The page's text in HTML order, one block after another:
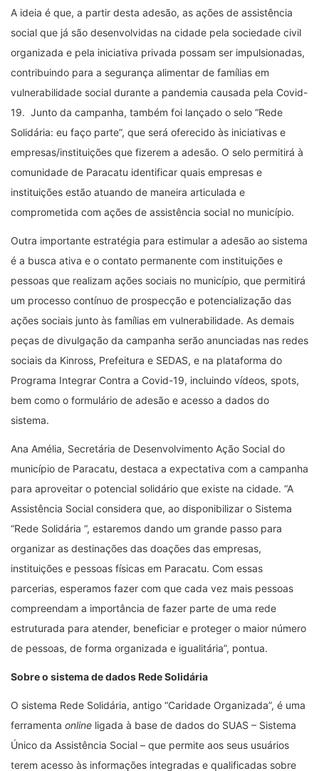
A ideia é que, a partir desta adesão, as ações de assistência
social que já são desenvolvidas na cidade pela sociedade civil
organizada e pela iniciativa privada possam ser impulsionadas,
contribuindo para a segurança alimentar de famílias em
vulnerabilidade social durante a pandemia causada pela Covid-
19. Junto da campanha, também foi lançado o selo “Rede
Solidária: eu faço parte”, que será oferecido às iniciativas e
empresas/instituições que fizerem a adesão. O selo permitirá à
comunidade de Paracatu identificar quais empresas e
instituições estão atuando de maneira articulada e
comprometida com ações de assistência social no município.
Outra importante estratégia para estimular a adesão ao sistema
é a busca ativa e o contato permanente com instituições e
pessoas que realizam ações sociais no município, que permitirá
um processo contínuo de prospecção e potencialização das
ações sociais junto às famílias em vulnerabilidade. As demais
peças de divulgação da campanha serão anunciadas nas redes
sociais da Kinross, Prefeitura e SEDAS, e na plataforma do
Programa Integrar Contra a Covid-19, incluindo vídeos, spots,
bem como o formulário de adesão e acesso a dados do
sistema.
Ana Amélia, Secretária de Desenvolvimento Ação Social do
município de Paracatu, destaca a expectativa com a campanha
para aproveitar o potencial solidário que existe na cidade. “A
Assistência Social considera que, ao disponibilizar o Sistema
“Rede Solidária “, estaremos dando um grande passo para
organizar as destinações das doações das empresas,
instituições e pessoas físicas em Paracatu. Com essas
parcerias, esperamos fazer com que cada vez mais pessoas
compreendam a importância de fazer parte de uma rede
estruturada para atender, beneficiar e proteger o maior número
de pessoas, de forma organizada e igualitária”, pontua.
Sobre o sistema de dados Rede Solidária
O sistema Rede Solidária, antigo “Caridade Organizada”, é uma
ferramenta online ligada à base de dados do SUAS – Sistema
Único da Assistência Social – que permite aos seus usuários
terem acesso às informações integradas e qualificadas sobre